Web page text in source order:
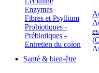
Enzymes
Fibres et Psyllium
Probiotiques -
Prébiotiques -
Entretien du colon
Santé & bien-être